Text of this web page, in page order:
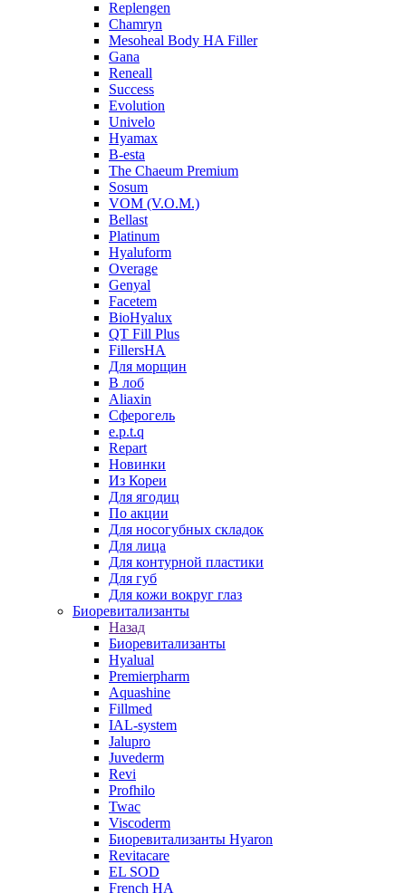
Replengen
Chamryn
Mesoheal Body HA Filler
Gana
Reneall
Success
Evolution
Univelo
Hyamax
B-esta
The Chaeum Premium
Sosum
VOM (V.O.M.)
Bellast
Platinum
Hyaluform
Overage
Genyal
Facetem
BioHyalux
QT Fill Plus
FillersHA
Для морщин
В лоб
Aliaxin
Сферогель
e.p.t.q
Repart
Новинки
Из Кореи
Для ягодиц
По акции
Для носогубных складок
Для лица
Для контурной пластики
Для губ
Для кожи вокруг глаз
Биоревитализанты
Назад
Биоревитализанты
Hyalual
Premierpharm
Aquashine
Fillmed
IAL-system
Jalupro
Juvederm
Revi
Profhilo
Twac
Viscoderm
Биоревитализанты Hyaron
Revitacare
EL SOD
French HA